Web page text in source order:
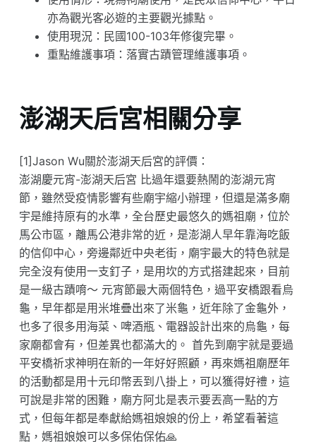
亦為觀光客必遊的主要觀光據點。
使用現況：民國100-103年修復完畢。
重點維護事項：落實古蹟管理維護事項。
澎湖天后宮相關分享
[1]Jason Wu關於澎湖天后宮的評價：
澎湖慶元宵-澎湖天后宮 比過年還要熱鬧的澎湖元宵
節，雖然受疫情影響有些廟宇縮小辦理，但還是滿多廟
宇是維持原有的水準，全台歷史最悠久的媽祖廟，位於
馬公市區，離馬公港非常的近，是澎湖人早年靠海吃飯
的信仰中心，旁邊鄰近中央老街，廟宇最大的特色就是
完全沒有使用一支釘子，是用坎的方式搭建起來，目前
是一級古蹟唷～ 元宵節最大兩個特色，過平安橋跟看烏
龜，早年都是用米堆疊出來了米龜，近年除了金龜外，
也多了很多用海菜、啤酒瓶、電器設計出來的烏龜，每
家廟都會有，但差異也都滿大的。 首先到廟宇就是要過
平安橋祈求神明在新的一年好好照顧，再來媽祖廟歷年
的活動都是用十元印幣丟到八掛上，可以獲得好禮，這
可說是非常的困難，廟方阿北是表示要丟高一點的方
式，但每年都是奉獻給媽祖娘娘的份上，希望看著這
點，媽祖娘娘可以多保佑保佑🙏